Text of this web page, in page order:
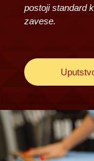
postoji standard
zavese.